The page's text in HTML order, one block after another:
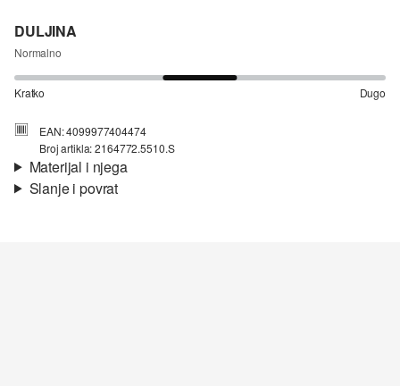
DULJINA
Normalno
Kratko Dugo
EAN: 4099977404474
Broj artikla: 2164772.5510.S
Materijal i njega
Slanje i povrat